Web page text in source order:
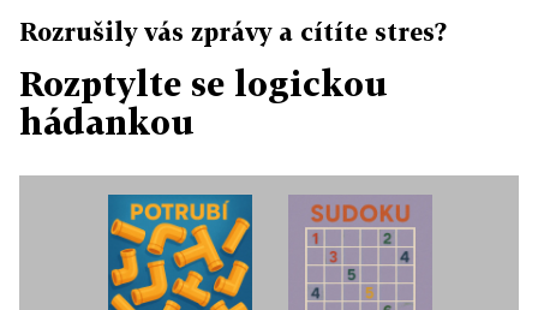
Rozrušily vás zprávy a cítíte stres?
Rozptylte se logickou
hádankou